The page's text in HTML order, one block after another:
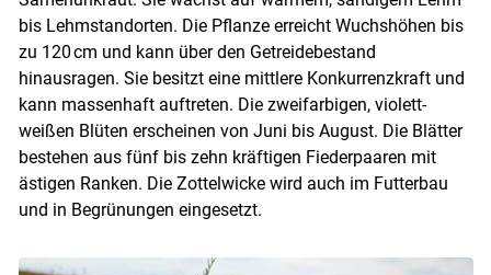
bis Lehmstandorten. Die Pflanze erreicht Wuchshöhen bis
zu 120 cm und kann über den Getreidebestand
hinausragen. Sie besitzt eine mittlere Konkurrenzkraft und
kann massenhaft auftreten. Die zweifarbigen, violett-
weißen Blüten erscheinen von Juni bis August. Die Blätter
bestehen aus fünf bis zehn kräftigen Fiederpaaren mit
ästigen Ranken. Die Zottelwicke wird auch im Futterbau
und in Begrünungen eingesetzt.